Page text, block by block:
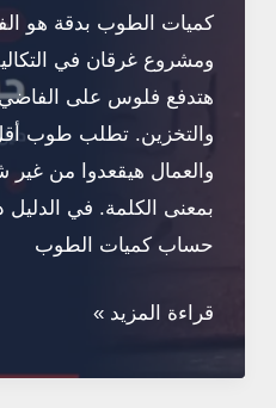
كميات الطوب بدقة هو
ومشروع غرقان في
هتدفع فلوس على
والتخزين. تطلب طوب
والعمال هيقعدوا من
بمعنى الكلمة. في
حساب كميات الطوب
حساب
الطوب:
قراءة المزيد »